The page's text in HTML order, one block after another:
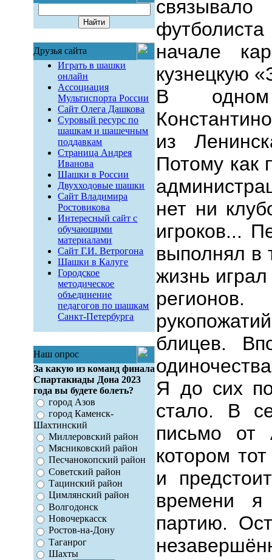
Друзья сайта
Играть в шашки
онлайн
Ассоциация
Мультиспорта России
Сайт Олега Дашкова
Суровый ресурс по
шашкам и шашечным
поддавкам
Страница Андрея
Иванова
Шашки в России
Двухходовые шашки
Сайт Владимира
Ростовикова
Интересный сайт с
обучающими
материалами
Сайт Г.И. Ветрогона
Шашки в Калуге
Городское
методическое
объединение
педагогов по шашкам
Санкт-Петербурга
Наш опрос
За какую из команд финала
Спартакиады Дона 2023
года вы будете болеть?
город Азов
город Каменск-
Шахтинский
Миллеровский район
Мясниковский район
Песчанокопский район
Советский район
Тацинский район
Цимлянский район
Волгодонск
Новочеркасск
Ростов-на-Дону
Таганрог
Шахты
начале
кузнецкую
В
из
Потому как
нет ни
игроков...
выполнял в
жизнь
блицев.
Я до сих
стало. В
письмо от
котором
и
времени
партию.